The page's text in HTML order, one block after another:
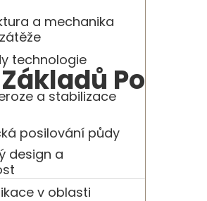
Po
a mechanika
technologie
a stabilizace
posilování půdy
design a
v oblasti